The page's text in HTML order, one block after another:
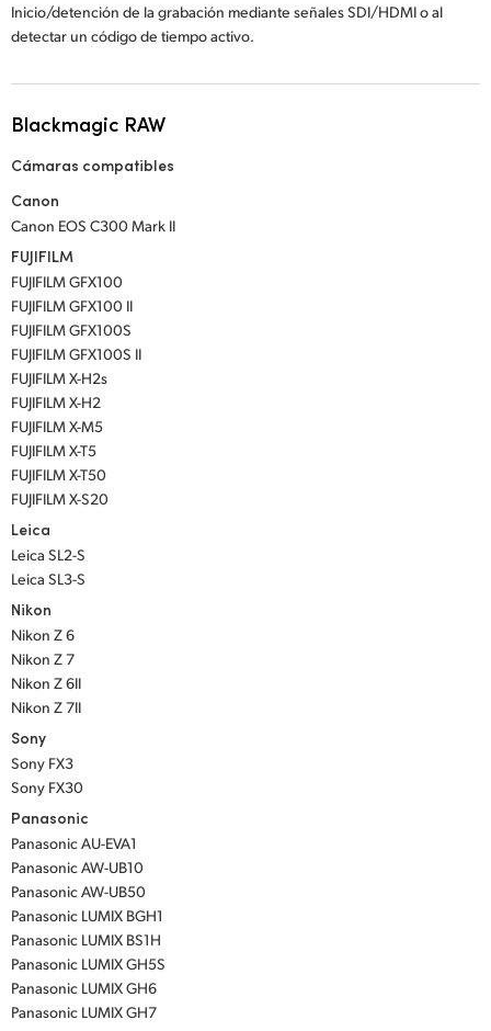
Inicio/detención de la grabación mediante señales SDI/HDMI o al
detectar un código de tiempo activo.
Blackmagic RAW
Cámaras compatibles
Canon
Canon EOS C300 Mark II
FUJIFILM
FUJIFILM GFX100
FUJIFILM GFX100 II
FUJIFILM GFX100S
FUJIFILM GFX100S II
FUJIFILM X-H2s
FUJIFILM X-H2
FUJIFILM X-M5
FUJIFILM X-T5
FUJIFILM X-T50
FUJIFILM X-S20
Leica
Leica SL2-S
Leica SL3-S
Nikon
Nikon Z 6
Nikon Z 7
Nikon Z 6II
Nikon Z 7II
Sony
Sony FX3
Sony FX30
Panasonic
Panasonic AU-EVA1
Panasonic AW-UB10
Panasonic AW-UB50
Panasonic LUMIX BGH1
Panasonic LUMIX BS1H
Panasonic LUMIX GH5S
Panasonic LUMIX GH6
Panasonic LUMIX GH7